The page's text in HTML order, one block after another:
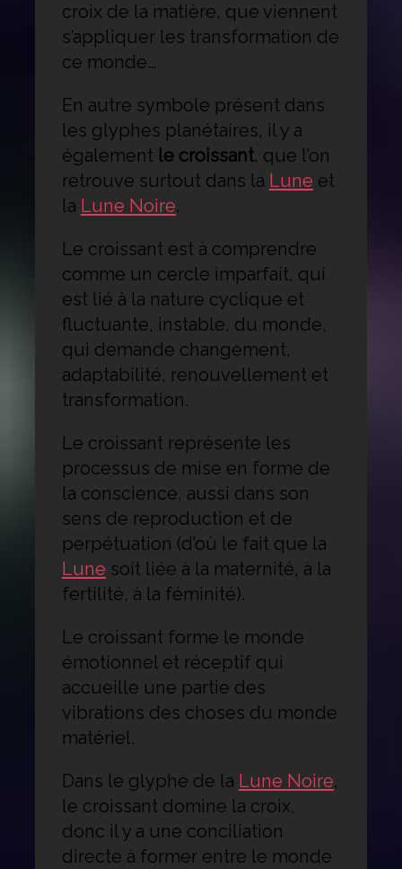
croix de la matière, que viennent
s’appliquer les transformation de
ce monde…
En autre symbole présent dans
les glyphes planétaires, il y a
également le croissant, que l’on
retrouve surtout dans la Lune et
la Lune Noire.
Le croissant est à comprendre
comme un cercle imparfait, qui
est lié à la nature cyclique et
fluctuante, instable, du monde,
qui demande changement,
adaptabilité, renouvellement et
transformation.
Le croissant représente les
processus de mise en forme de
la conscience, aussi dans son
sens de reproduction et de
perpétuation (d’où le fait que la
Lune soit liée à la maternité, à la
fertilité, à la féminité).
Le croissant forme le monde
émotionnel et réceptif qui
accueille une partie des
vibrations des choses du monde
matériel.
Dans le glyphe de la Lune Noire,
le croissant domine la croix,
donc il y a une conciliation
directe à former entre le monde